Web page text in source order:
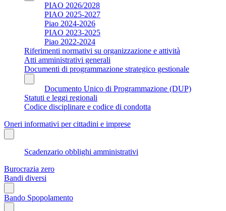
PIAO 2026/2028
PIAO 2025-2027
Piao 2024-2026
PIAO 2023-2025
Piao 2022-2024
Riferimenti normativi su organizzazione e attività
Atti amministrativi generali
Documenti di programmazione strategico gestionale
Documento Unico di Programmazione (DUP)
Statuti e leggi regionali
Codice disciplinare e codice di condotta
Oneri informativi per cittadini e imprese
Scadenzario obblighi amministrativi
Burocrazia zero
Bandi diversi
Bando Spopolamento